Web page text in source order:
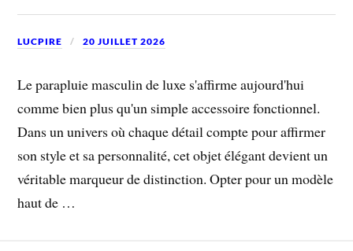
LUCPIRE 20 JUILLET 2026
Le parapluie masculin de luxe s'affirme aujourd'hui
comme bien plus qu'un simple accessoire fonctionnel.
Dans un univers où chaque détail compte pour affirmer
son style et sa personnalité, cet objet élégant devient un
véritable marqueur de distinction. Opter pour un modèle
haut de …